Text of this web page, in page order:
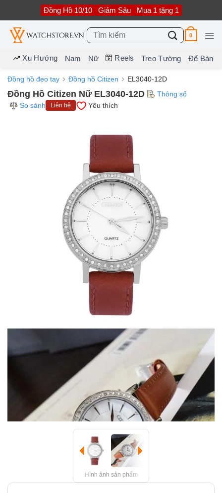
nội
dung
Đồng Hồ 10/10 Giảm Sâu Mua 1 tặng 1
Tìm
kiếm:
0
Xu Hướng Nam Nữ Reels Treo Tường Để Bàn
Đồng hồ đeo tay Đồng hồ Citizen EL3040-12D
Đồng Hồ Citizen Nữ EL3040-12D
Thông số
So sánh
Liên hệ Yêu thích
Hình ảnh sản phẩm